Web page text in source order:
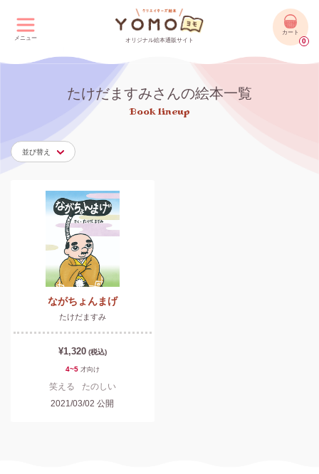
メニュー オリジナル絵本通販サイト
カート
0
たけだますみさんの絵本一覧
Book lineup
並び替え
ながちょんまげ
たけだますみ
¥1,320 (税込)
4~5 才向け
笑える
たのしい
2021/03/02 公開